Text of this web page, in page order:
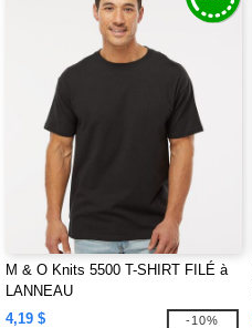
M & O Knits 5500 T-SHIRT FILÉ à
LANNEAU
4,19 $
-10%